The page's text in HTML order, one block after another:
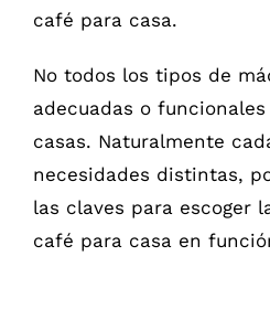
café para casa.
No todos los tipos de
adecuadas o
casas. Naturalmente
necesidades distintas,
las claves para escoger
café para casa en